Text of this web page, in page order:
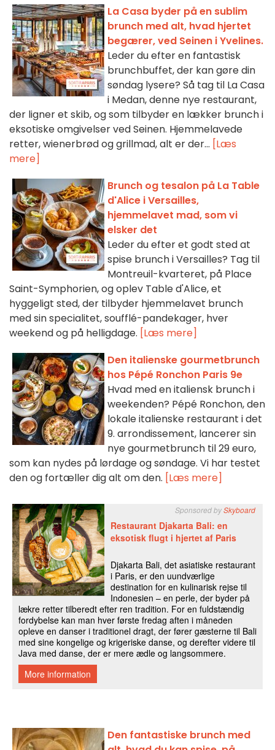
La Casa byder på en sublim
brunch med alt, hvad hjertet
begærer, ved Seinen i Yvelines.
Leder du efter en fantastisk
brunchbuffet, der kan gøre din
søndag lysere? Så tag til La Casa
i Medan, denne nye restaurant,
der ligner et skib, og som tilbyder en lækker brunch i
eksotiske omgivelser ved Seinen. Hjemmelavede
retter, wienerbrød og grillmad, alt er der... [Læs
mere]
Brunch og tesalon på La Table
d'Alice i Versailles,
hjemmelavet mad, som vi
elsker det
Leder du efter et godt sted at
spise brunch i Versailles? Tag til
Montreuil-kvarteret, på Place
Saint-Symphorien, og oplev Table d'Alice, et
hyggeligt sted, der tilbyder hjemmelavet brunch
med sin specialitet, soufflé-pandekager, hver
weekend og på helligdage. [Læs mere]
Den italienske gourmetbrunch
hos Pépé Ronchon Paris 9e
Hvad med en italiensk brunch i
weekenden? Pépé Ronchon, den
lokale italienske restaurant i det
9. arrondissement, lancerer sin
nye gourmetbrunch til 29 euro,
som kan nydes på lørdage og søndage. Vi har testet
den og fortæller dig alt om den. [Læs mere]
Den fantastiske brunch med